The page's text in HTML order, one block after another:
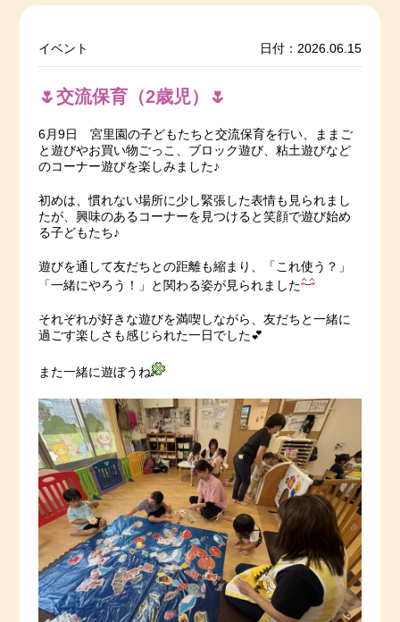
イベント 日付：2026.06.15
🌷交流保育（2歳児）🌷
6月9日 宮里園の子どもたちと交流保育を行い、ままご
と遊びやお買い物ごっこ、ブロック遊び、粘土遊びなど
のコーナー遊びを楽しみました♪
初めは、慣れない場所に少し緊張した表情も見られまし
たが、興味のあるコーナーを見つけると笑顔で遊び始め
る子どもたち♪
遊びを通して友だちとの距離も縮まり、「これ使う？」
「一緒にやろう！」と関わる姿が見られました
それぞれが好きな遊びを満喫しながら、友だちと一緒に
過ごす楽しさも感じられた一日でした💕
また一緒に遊ぼうね